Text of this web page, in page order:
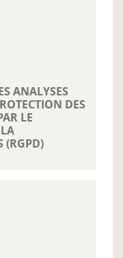
ANALYSES
DES
LE
(RGPD)